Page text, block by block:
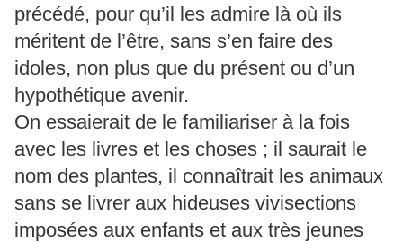
précédé, pour qu’il les admire là où ils
méritent de l’être, sans s’en faire des
idoles, non plus que du présent ou d’un
hypothétique avenir.
On essaierait de le familiariser à la fois
avec les livres et les choses ; il saurait le
nom des plantes, il connaîtrait les animaux
sans se livrer aux hideuses vivisections
imposées aux enfants et aux très jeunes